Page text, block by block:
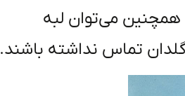
می‌توان لبه
گلدان تماس نداشته باشند.